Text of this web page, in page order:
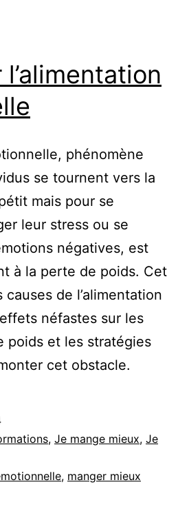
phénomène
se tournent vers la
mais pour se
leur stress ou se
négatives, est
à la perte de poids. Cet
de l’alimentation
néfastes sur les
poids et les stratégies
cet obstacle.
, Je mange mieux, Je
, manger mieux